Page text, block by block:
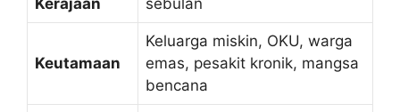
Keutamaan
Keluarga miskin, OKU, warga
emas, pesakit kronik, mangsa
bencana